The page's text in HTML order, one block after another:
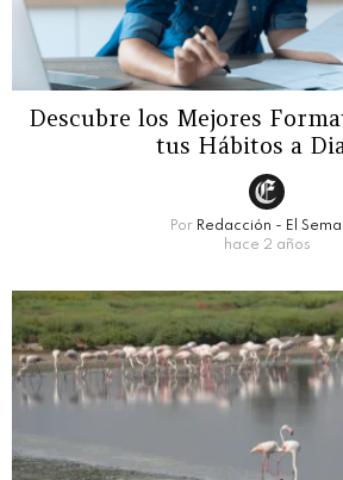
Descubre los Mejores
tus Hábitos a
Por Redacción - El
hace 2 años